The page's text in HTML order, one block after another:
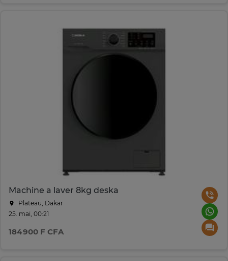
Machine a laver 8kg deska
Plateau, Dakar
25. mai, 00:21
184 900 F CFA